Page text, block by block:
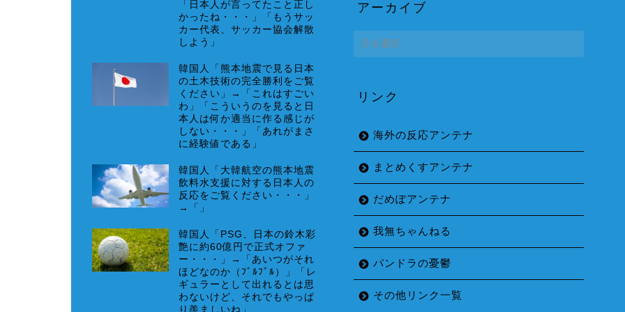
「日本人が言ってたこと正し
かったね・・・」「もうサッ
カー代表、サッカー協会解散
しよう」
韓国人「熊本地震で見る日本
の土木技術の完全勝利をご覧
ください」→「これはすごい
わ」「こういうのを見ると日
本人は何か適当に作る感じが
しない・・・」「あれがまさ
に経験値である」
韓国人「大韓航空の熊本地震
飲料水支援に対する日本人の
反応をご覧ください・・・」
→「」
韓国人「PSG、日本の鈴木彩
艶に約60億円で正式オファ
ー・・・」→「あいつがそれ
ほどなのか（ﾌﾞﾙﾌﾞﾙ）」「レ
ギュラーとして出れるとは思
わないけど、それでもやっぱ
り羨ましいね」
アーカイブ
ア
ー
ブリンク
海外の反応アンテナ
まとめくすアンテナ
だめぽアンテナ
我無ちゃんねる
パンドラの憂鬱
その他リンク一覧